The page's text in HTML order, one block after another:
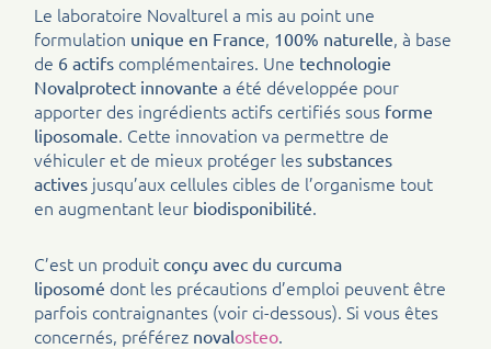
Le laboratoire Novalturel a mis au point une
formulation unique en France, 100% naturelle, à base
de 6 actifs complémentaires. Une technologie
Novalprotect innovante a été développée pour
apporter des ingrédients actifs certifiés sous forme
liposomale. Cette innovation va permettre de
véhiculer et de mieux protéger les substances
actives jusqu’aux cellules cibles de l’organisme tout
en augmentant leur biodisponibilité.
C’est un produit conçu avec du curcuma
liposomé dont les précautions d’emploi peuvent être
parfois contraignantes (voir ci-dessous). Si vous êtes
concernés, préférez novalosteo.